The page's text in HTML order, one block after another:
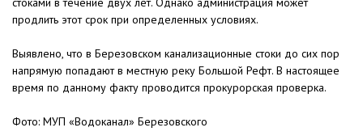
продлить этот срок при определенных условиях.
Выявлено, что в Березовском канализационные стоки до сих пор
напрямую попадают в местную реку Большой Рефт. В настоящее
время по данному факту проводится прокурорская проверка.
Фото: МУП «Водоканал» Березовского